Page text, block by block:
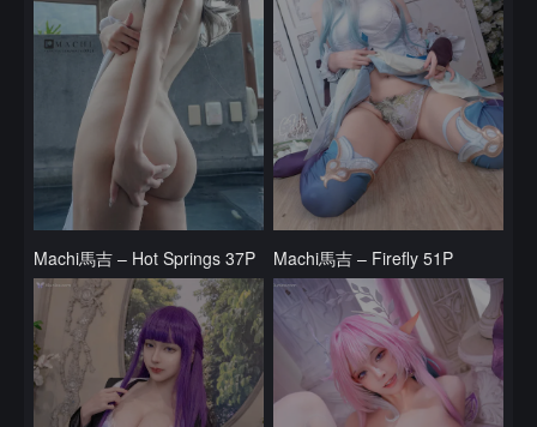
Machi馬吉 – Hot Springs 37P Machi馬吉 – Firefly 51P